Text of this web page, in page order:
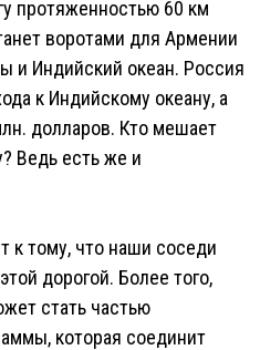
протяженностью 60 км
воротами для Армении
и Индийский океан. Россия
к Индийскому океану, а
долларов. Кто мешает
Ведь есть же и
к тому, что наши соседи
дорогой. Более того,
стать частью
которая соединит